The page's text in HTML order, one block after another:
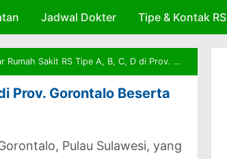
Skip to main content
Jadwal Dokter Tipe & Kontak RS
Sakit RS Tipe A, B, C, D di Prov. Gorontalo Beserta Data Pemilik dan Alamat
Prov. Gorontalo Beserta
Pulau Sulawesi, yang